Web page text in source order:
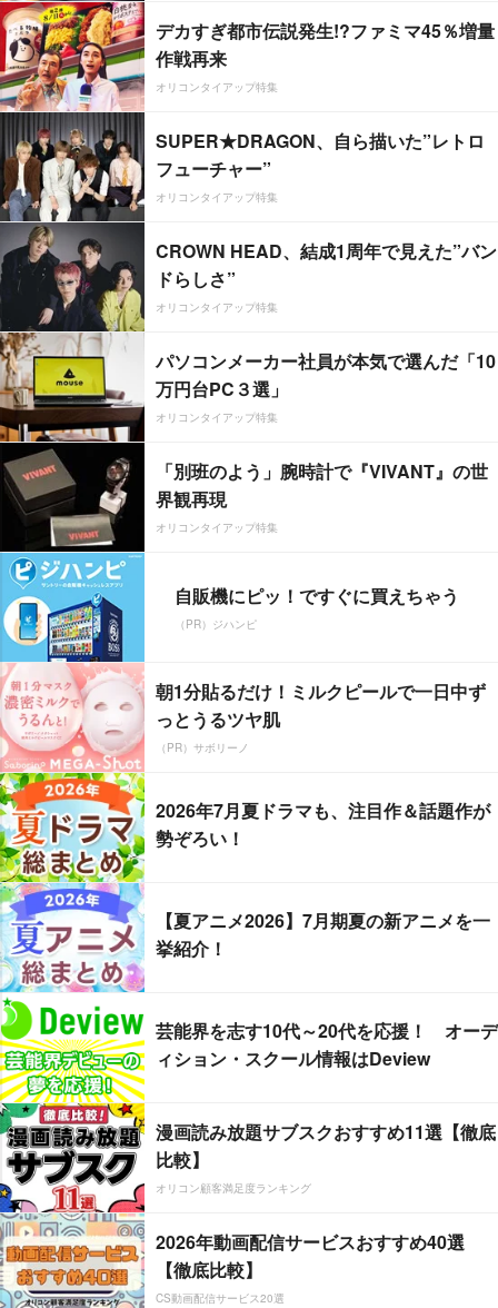
デカすぎ都市伝説発生!?ファミマ45％増量
作戦再来
オリコンタイアップ特集
SUPER★DRAGON、自ら描いた”レトロ
フューチャー”
オリコンタイアップ特集
CROWN HEAD、結成1周年で見えた”バン
ドらしさ”
オリコンタイアップ特集
パソコンメーカー社員が本気で選んだ「10
万円台PC３選」
オリコンタイアップ特集
「別班のよう」腕時計で『VIVANT』の世
界観再現
オリコンタイアップ特集
自販機にピッ！ですぐに買えちゃう
（PR）ジハンピ
朝1分貼るだけ！ミルクピールで一日中ず
っとうるツヤ肌
（PR）サボリーノ
2026年7月夏ドラマも、注目作＆話題作が
勢ぞろい！
【夏アニメ2026】7月期夏の新アニメを一
挙紹介！
芸能界を志す10代～20代を応援！ オーデ
ィション・スクール情報はDeview
漫画読み放題サブスクおすすめ11選【徹底
比較】
オリコン顧客満足度ランキング
2026年動画配信サービスおすすめ40選
【徹底比較】
CS動画配信サービス20選